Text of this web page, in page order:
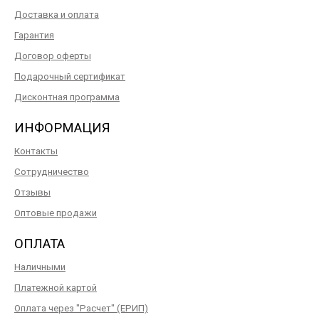
Доставка и оплата
Гарантия
Договор оферты
Подарочный сертификат
Дисконтная программа
ИНФОРМАЦИЯ
Контакты
Сотрудничество
Отзывы
Оптовые продажи
ОПЛАТА
Наличными
Платежной картой
Оплата через "Расчет" (ЕРИП)